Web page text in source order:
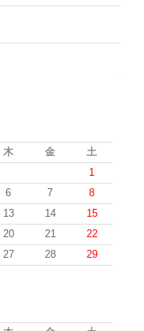
木 金
土
1
6 7
8
13 14
15
20 21
22
27 28
29